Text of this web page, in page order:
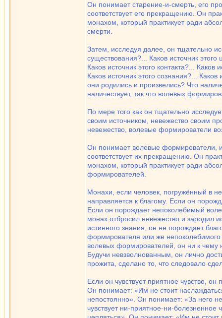
Он понимает старение-и-смерть, его
соответствует его прекращению. Он
монахом, который практикует ради
смерти.
Затем, исследуя далее, он тщательно
существования?... Каков источник
Каков источник этого контакта?...
Каков источник этого сознания?...
они родились и произвелись? Что
наличествует, так что волевых
По мере того как он тщательно
своим источником, невежество своим
невежество, волевые формирователи
Он понимает волевые формирователи,
соответствует их прекращению. Он
монахом, который практикует ради
формирователей.
Монахи, если человек, погружённый в
направляется к благому. Если он
Если он порождает непоколебимый
монах отбросил невежество и зародил
истинного знания, он не порождает
формирователя или же
волевых формирователей, он ни к чему
Будучи невзволнованным, он лично
прожита, сделано то, что следовало
Если он чувствует приятное чувство,
Он понимает: «Им не стоит
непостоянно». Он понимает: «За него
чувствует ни-приятное-ни-